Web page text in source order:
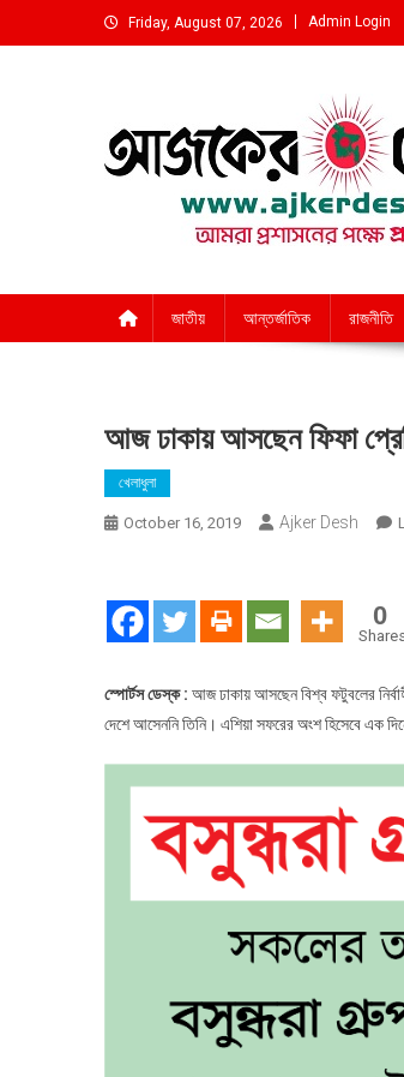
to
Friday, August 07, 2026 Admin Login
জাতীয় আন্তর্জাতিক রাজনীতি
আজ ঢাকায় আসছেন ফিফা
খেলাধুলা
October 16, 2019 Ajker Desh
0
স্পোর্টস ডেস্ক : আজ ঢাকায় আসছেন বিশ্ব ফটুবলের
দেশে আসেননি তিনি। এশিয়া সফরের অংশ হিসেবে এক